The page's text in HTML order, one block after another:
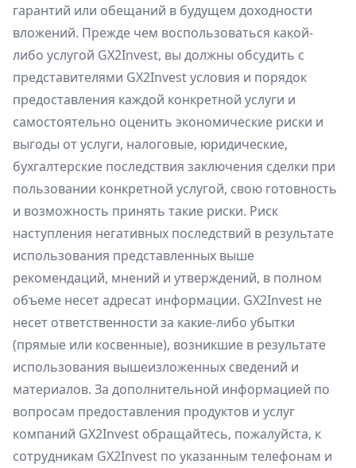
гарантий или обещаний в будущем доходности
вложений. Прежде чем воспользоваться какой-
либо услугой GX2Invest, вы должны обсудить с
представителями GX2Invest условия и порядок
предоставления каждой конкретной услуги и
самостоятельно оценить экономические риски и
выгоды от услуги, налоговые, юридические,
бухгалтерские последствия заключения сделки при
пользовании конкретной услугой, свою готовность
и возможность принять такие риски. Риск
наступления негативных последствий в результате
использования представленных выше
рекомендаций, мнений и утверждений, в полном
объеме несет адресат информации. GX2Invest не
несет ответственности за какие-либо убытки
(прямые или косвенные), возникшие в результате
использования вышеизложенных сведений и
материалов. За дополнительной информацией по
вопросам предоставления продуктов и услуг
компаний GX2Invest обращайтесь, пожалуйста, к
сотрудникам GX2Invest по указанным телефонам и